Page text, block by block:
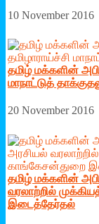
10 November 2016
தமிழ் மக்களின்
மாநாட்டுத்
20 November 2016
தமிழ் மக்களின்
வரலாற்றில்
இடைத்தேர்தல்